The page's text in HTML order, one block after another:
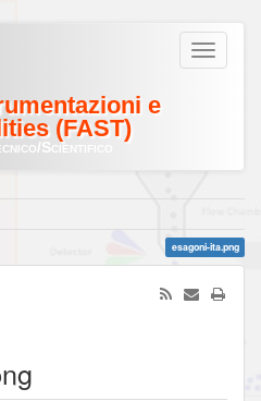
e
(FAST)
Scientifico
esagoni-ita.png